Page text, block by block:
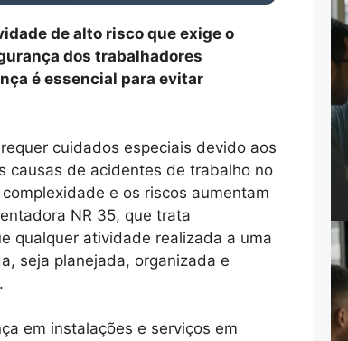
de alto risco que exige o
dos trabalhadores
é essencial para evitar
cuidados especiais devido aos
causas de acidentes de trabalho no
e os riscos aumentam
NR 35, que trata
qualquer atividade realizada a uma
seja planejada, organizada e
em instalações e serviços em